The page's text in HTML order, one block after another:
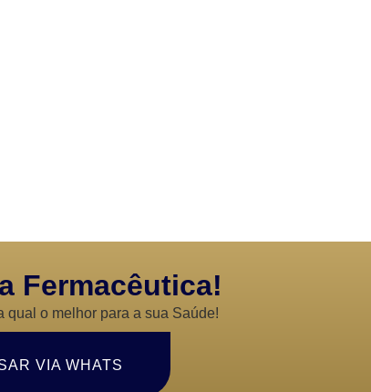
Fermacêutica!
qual o melhor para a sua Saúde!
VIA WHATS